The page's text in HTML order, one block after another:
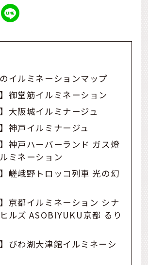
イルミネーションマップ
】御堂筋イルミネーション
】大阪城イルミナージュ
】神戸イルミナージュ
】神戸ハーバーランド ガス燈
ミネーション
】嵯峨野トロッコ列車 光の幻
】京都イルミネーション シナ
ルズ ASOBIYUKU京都 るり
】びわ湖大津館イルミネーシ